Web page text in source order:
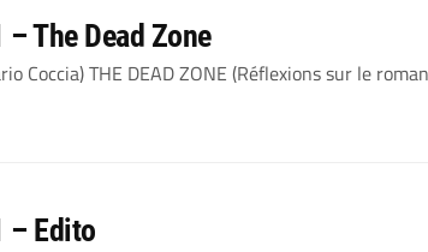
– The Dead Zone
Coccia) THE DEAD ZONE (Réflexions sur le
– Edito